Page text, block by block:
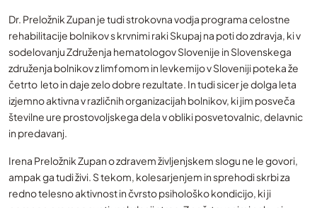
Dr. Preložnik Zupan je tudi strokovna vodja programa celostne
rehabilitacije bolnikov s krvnimi raki Skupaj na poti do zdravja, ki v
sodelovanju Združenja hematologov Slovenije in Slovenskega
združenja bolnikov z limfomom in levkemijo v Sloveniji poteka že
četrto leto in daje zelo dobre rezultate. In tudi sicer je dolga leta
izjemno aktivna v različnih organizacijah bolnikov, ki jim posveča
številne ure prostovoljskega dela v obliki posvetovalnic, delavnic
in predavanj.
Irena Preložnik Zupan o zdravem življenjskem slogu ne le govori,
ampak ga tudi živi. S tekom, kolesarjenjem in sprehodi skrbi za
redno telesno aktivnost in čvrsto psihološko kondicijo, ki ji